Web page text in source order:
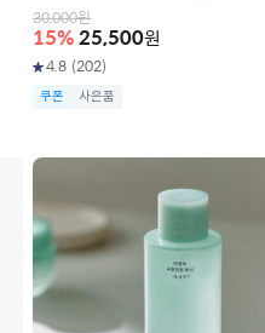
30,000원
15% 25,500원
4.8 (202)
쿠폰 사은품